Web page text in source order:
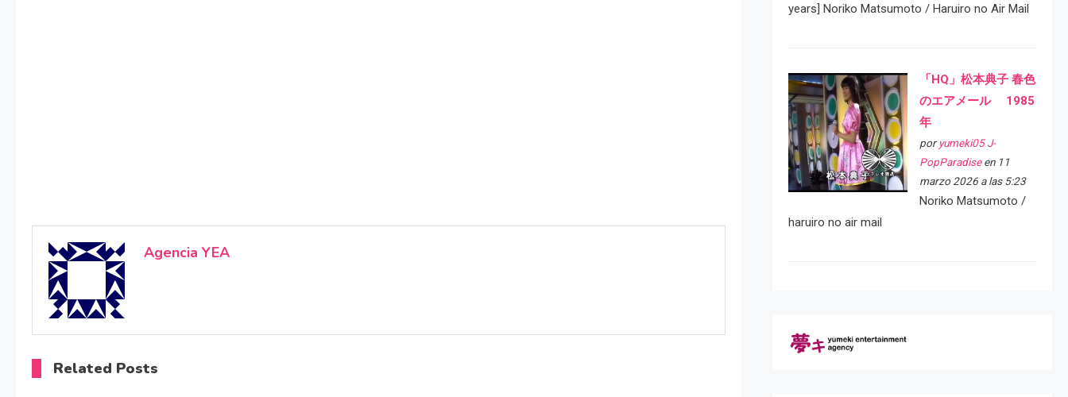
Agencia YEA
Related Posts
years] Noriko Matsumoto / Haruiro no Air Mail
「HQ」松本典子 春色
のエアメール 1985
年
por yumeki05 J-
PopParadiseen 11
marzo 2026 a las 5:23
Noriko Matsumoto /
haruiro no air mail